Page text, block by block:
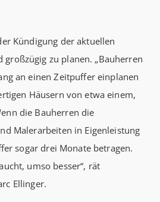
Kündigung der aktuellen
zu planen. „Bauherren
an einen Zeitpuffer einplanen
Häusern von etwa einem,
die Bauherren die
Malerarbeiten in Eigenleistung
sogar drei Monate betragen.
umso besser“, rät
Ellinger.